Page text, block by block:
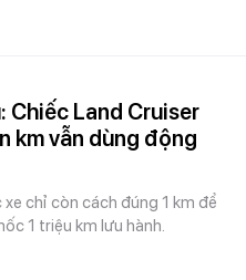
Chiếc Land Cruiser
km vẫn dùng động
xe chỉ còn cách đúng 1 km để
1 triệu km lưu hành.